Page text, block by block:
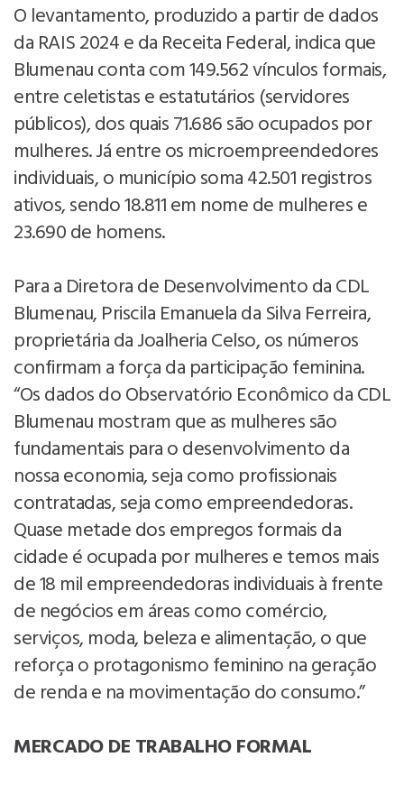
O levantamento, produzido a partir de dados
da RAIS 2024 e da Receita Federal, indica que
Blumenau conta com 149.562 vínculos formais,
entre celetistas e estatutários (servidores
públicos), dos quais 71.686 são ocupados por
mulheres. Já entre os microempreendedores
individuais, o município soma 42.501 registros
ativos, sendo 18.811 em nome de mulheres e
23.690 de homens.
Para a Diretora de Desenvolvimento da CDL
Blumenau, Priscila Emanuela da Silva Ferreira,
proprietária da Joalheria Celso, os números
confirmam a força da participação feminina.
“Os dados do Observatório Econômico da CDL
Blumenau mostram que as mulheres são
fundamentais para o desenvolvimento da
nossa economia, seja como profissionais
contratadas, seja como empreendedoras.
Quase metade dos empregos formais da
cidade é ocupada por mulheres e temos mais
de 18 mil empreendedoras individuais à frente
de negócios em áreas como comércio,
serviços, moda, beleza e alimentação, o que
reforça o protagonismo feminino na geração
de renda e na movimentação do consumo.”
MERCADO DE TRABALHO FORMAL